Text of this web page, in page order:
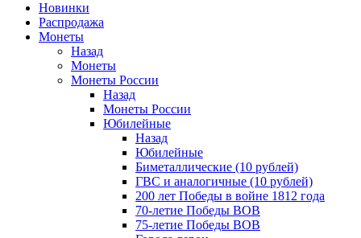
Новинки
Распродажа
Монеты
Назад
Монеты
Монеты России
Назад
Монеты России
Юбилейные
Назад
Юбилейные
Биметаллические (10 рублей)
ГВС и аналогичные (10 рублей)
200 лет Победы в войне 1812 года
70-летие Победы ВОВ
75-летие Победы ВОВ